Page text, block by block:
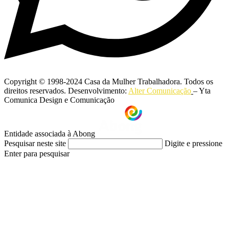
Copyright © 1998-2024 Casa da Mulher Trabalhadora. Todos os
direitos reservados. Desenvolvimento: Alter Comunicação – Yta
Comunica Design e Comunicação
Entidade associada à Abong
Pesquisar neste site
Digite e pressione
Enter para pesquisar